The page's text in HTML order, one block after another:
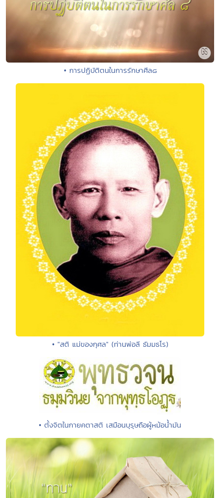
• การปฏิบัติตนในการรักษาศีล๘
• "สติ แม่ของกุศล" (ท่านพ่อลี ธัมมธโร)
• ตั้งจิตในกายคตาสติ เสมือนบุรุษถือผู้หม้อน้ำมัน